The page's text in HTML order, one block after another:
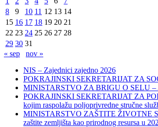
8
9 10 11 12 13 14
15 16 17 18 19 20 21
22 23 24 25 26 27 28
29 30 31
« sep
nov »
NIS – Zajednici zajedno 2026
POKRAJINSKI SEKRETARIJAT ZA
MINISTARSTVO ZA BRIGU O SELU –
POKRAJINSKI SEKRETARIJAT ZA
kojim raspolažu poljoprivredne stručne
MINISTARSTVO ZAŠTITE ŽIVOTNE
zaštite zemljišta kao prirodnog resursa u